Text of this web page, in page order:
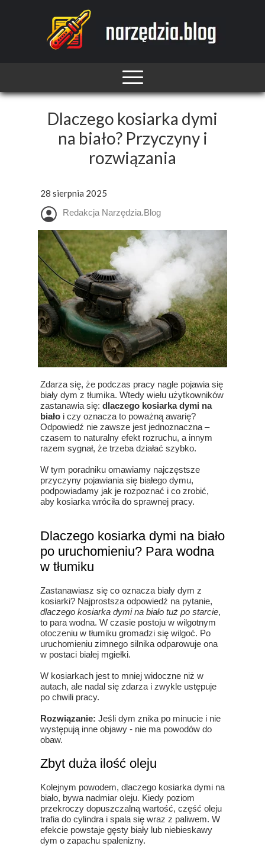
Dlaczego kosiarka dymi
na biało? Przyczyny i
rozwiązania
28 sierpnia 2025
Redakcja Narzędzia.Blog
Zdarza się, że podczas pracy nagle pojawia się
biały dym z tłumika. Wtedy wielu użytkowników
zastanawia się: dlaczego kosiarka dymi na
biało i czy oznacza to poważną awarię?
Odpowiedź nie zawsze jest jednoznaczna –
czasem to naturalny efekt rozruchu, a innym
razem sygnał, że trzeba działać szybko.
W tym poradniku omawiamy najczęstsze
przyczyny pojawiania się białego dymu,
podpowiadamy jak je rozpoznać i co zrobić,
aby kosiarka wróciła do sprawnej pracy.
Dlaczego kosiarka dymi na biało
po uruchomieniu? Para wodna
w tłumiku
Zastanawiasz się co oznacza biały dym z
kosiarki? Najprostsza odpowiedź na pytanie,
dlaczego kosiarka dymi na biało tuż po starcie,
to para wodna. W czasie postoju w wilgotnym
otoczeniu w tłumiku gromadzi się wilgoć. Po
uruchomieniu zimnego silnika odparowuje ona
w postaci białej mgiełki.
W kosiarkach jest to mniej widoczne niż w
autach, ale nadal się zdarza i zwykle ustępuje
po chwili pracy.
Rozwiązanie: Jeśli dym znika po minucie i nie
występują inne objawy - nie ma powodów do
obaw.
Zbyt duża ilość oleju
Kolejnym powodem, dlaczego kosiarka dymi na
biało, bywa nadmiar oleju. Kiedy poziom
przekroczy dopuszczalną wartość, część oleju
trafia do cylindra i spala się wraz z paliwem. W
efekcie powstaje gęsty biały lub niebieskawy
dym o zapachu spalenizny.